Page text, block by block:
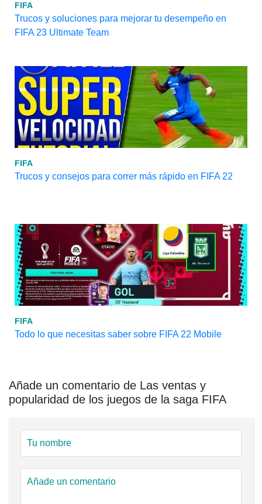
FIFA
Trucos y soluciones para mejorar tu desempeño en
FIFA 23 Ultimate Team
FIFA
Trucos y consejos para correr más rápido en FIFA 22
FIFA
Todo lo que necesitas saber sobre FIFA 22 Mobile
Añade un comentario de Las ventas y
popularidad de los juegos de la saga FIFA